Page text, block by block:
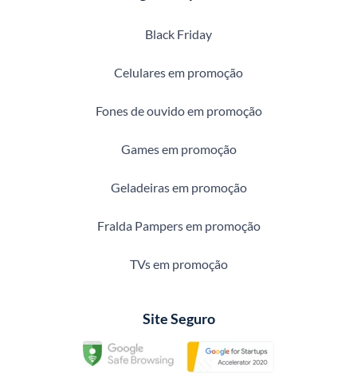
Black Friday
Celulares em promoção
Fones de ouvido em promoção
Games em promoção
Geladeiras em promoção
Fralda Pampers em promoção
TVs em promoção
Site Seguro